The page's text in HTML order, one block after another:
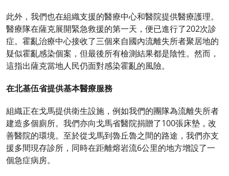
此外，我們也在組織支援的醫療中心和醫院提供醫療護理。
醫療隊在薩克展開緊急救援的第一天，便已進行了202次診
症。霍亂治療中心接收了三個來自國內流離失所者聚居地的
疑似霍亂感染個案，但最後所有檢測結果都是陰性。然而，
這指出薩克當地人民仍面對感染霍亂的風險。
在北基伍省提供基本醫療服務
組織正在戈馬提供衛生設施，例如我們的團隊為流離失所者
建造多個廁所。我們亦向戈馬省醫院捐贈了100張床墊，改
善醫院的環境。至於從戈馬到魯丘魯之間的路途，我們亦支
援多間現存診所，同時在距離熔岩流6公里的地方增設了一
個急症病房。